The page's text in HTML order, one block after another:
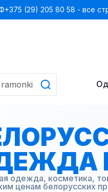
+375 (29) 205 80 58 - все
одежда, косметика,
ценам белорусских